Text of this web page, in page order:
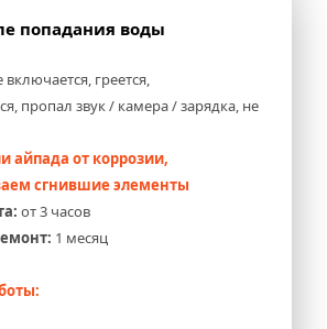
попадания воды
включается, греется,
пропал звук / камера / зарядка, не
айпада от коррозии,
сгнившие элементы
от 3 часов
1 месяц